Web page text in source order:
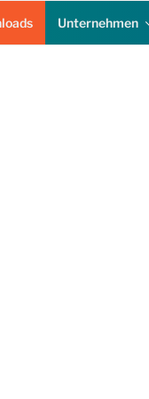
Unternehmen